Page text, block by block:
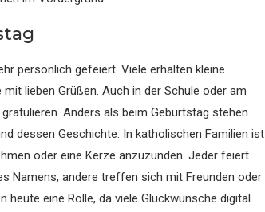
persönlich gefeiert. Viele erhalten kleine
lieben Grüßen. Auch in der Schule oder am
Anders als beim Geburtstag stehen
dessen Geschichte. In katholischen Familien ist
oder eine Kerze anzuzünden. Jeder feiert
Namens, andere treffen sich mit Freunden oder
eine Rolle, da viele Glückwünsche digital